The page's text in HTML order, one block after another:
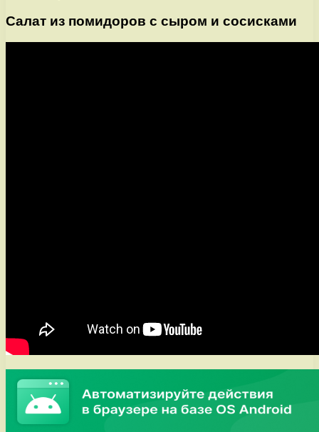
Салат из помидоров с сыром и сосисками